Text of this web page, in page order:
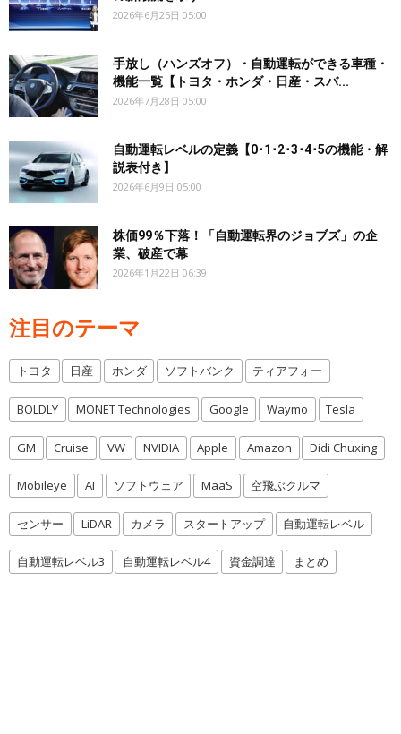
2026年6月25日 05:00
手放し（ハンズオフ）・自動運転ができる車種・
機能一覧【トヨタ・ホンダ・日産・スバ...
2026年7月28日 05:00
自動運転レベルの定義【0･1･2･3･4･5の機能・解
説表付き】
2026年6月9日 05:00
株価99％下落！「自動運転界のジョブズ」の企
業、破産で幕
2026年1月22日 06:39
注目のテーマ
トヨタ 日産 ホンダ ソフトバンク ティアフォー
BOLDLY MONET Technologies Google Waymo Tesla
GM Cruise VW NVIDIA Apple Amazon Didi Chuxing
Mobileye AI ソフトウェア MaaS 空飛ぶクルマ
センサー LiDAR カメラ スタートアップ 自動運転レベル
自動運転レベル3 自動運転レベル4 資金調達 まとめ